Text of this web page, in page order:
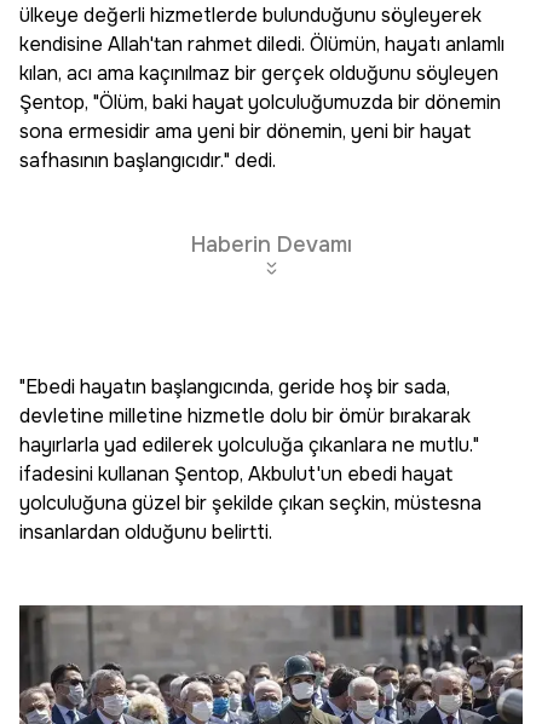
ülkeye değerli hizmetlerde bulunduğunu söyleyerek
kendisine Allah'tan rahmet diledi. Ölümün, hayatı anlamlı
kılan, acı ama kaçınılmaz bir gerçek olduğunu söyleyen
Şentop, "Ölüm, baki hayat yolculuğumuzda bir dönemin
sona ermesidir ama yeni bir dönemin, yeni bir hayat
safhasının başlangıcıdır." dedi.
Haberin Devamı
"Ebedi hayatın başlangıcında, geride hoş bir sada,
devletine milletine hizmetle dolu bir ömür bırakarak
hayırlarla yad edilerek yolculuğa çıkanlara ne mutlu."
ifadesini kullanan Şentop, Akbulut'un ebedi hayat
yolculuğuna güzel bir şekilde çıkan seçkin, müstesna
insanlardan olduğunu belirtti.